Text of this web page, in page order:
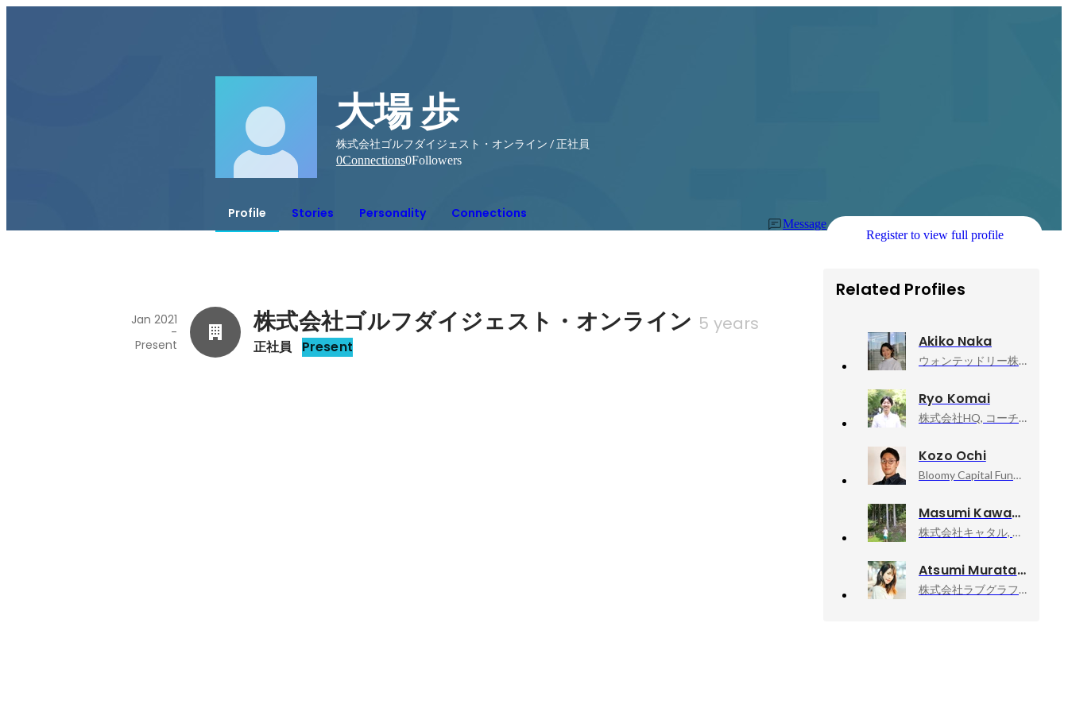
大場 歩
株式会社ゴルフダイジェスト・オンライン / 正社員
0Connections0Followers
Profile Stories Personality Connections
Message
Register to view full profile
株式会社ゴルフダイジェスト・オンライン 5 years
正社員 Present
Jan 2021
-
Present
Related Profiles
Akiko Naka
ウォンテッドリー株式会社, Founder, CEO
Ryo Komai
株式会社HQ, コーチング事業部 事業責任者
Kozo Ochi
Bloomy Capital Fund Pte. Ltd., Founder & Director
Masumi Kawasaki
株式会社キャタル, 取締役 CTO
Atsumi Murata
株式会社ラブグラフ, Co-founder & CCO